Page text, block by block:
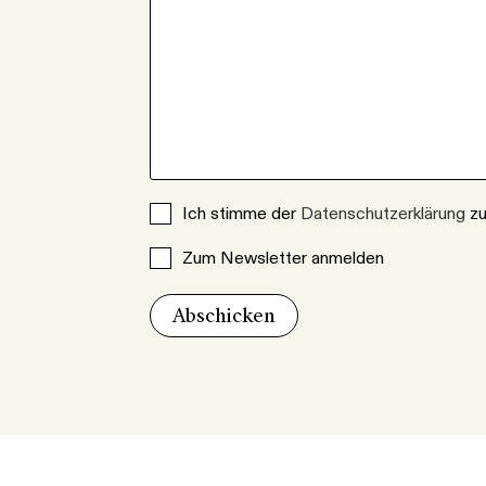
Ich stimme der Datenschutzerklärung
Zum Newsletter anmelden